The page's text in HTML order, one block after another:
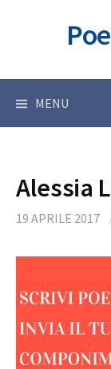
MENU
Alessia
19 APRILE 2017